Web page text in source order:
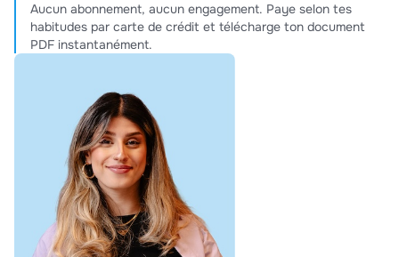
Aucun abonnement, aucun engagement. Paye selon tes
habitudes par carte de crédit et télécharge ton document
PDF instantanément.